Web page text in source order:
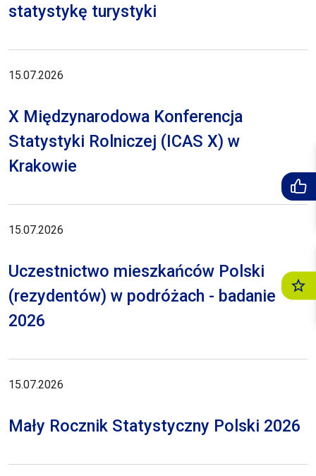
statystykę turystyki
15.07.2026
X Międzynarodowa Konferencja
Statystyki Rolniczej (ICAS X) w
Krakowie
15.07.2026
Uczestnictwo mieszkańców Polski
(rezydentów) w podróżach - badanie
2026
15.07.2026
Mały Rocznik Statystyczny Polski 2026